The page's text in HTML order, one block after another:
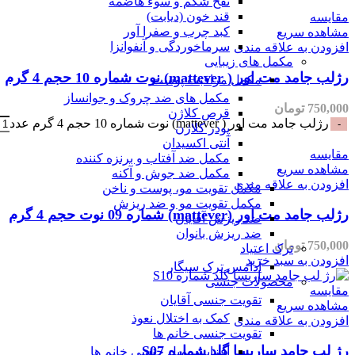
قند خون (دیابت)
کبد چرب و صفرا آور
سرماخوردگی و آنفوانزا
مکمل های زیبایی
مکمل مراقبت پوست
مکمل های ضد چروک و جوانساز
قرص کلاژن
پودر کلاژن
آنتی اکسیدان
مکمل ضد آفتاب و برنزه کننده
مکمل ضد جوش و آکنه
مکمل تقویت مو، پوست و ناخن
مکمل تقویت مو و ضد ریزش
ضد ریزش آقایان
ضد ریزش بانوان
ترک اعتیاد
آدامس ترک سیگار
محصولات جنسی
تقویت جنسی آقایان
کمک به اختلال نعوذ
تقویت جنسی خانم ها
افزایش میل جنسی خانم ها
مقایسه
مشاهده سریع
افزودن به علاقه مندی
رژلب جامد مت اور ( mattever) نوت شماره 10 حجم 4 گرم
750,000 تومان
رژلب جامد مت اور ( mattever) نوت شماره 10 حجم 4 گرم عدد
مقایسه
مشاهده سریع
افزودن به علاقه مندی
رژلب جامد مت اور (mattever) شماره 09 نوت حجم 4 گرم
750,000 تومان
افزودن به سبد خرید
مقایسه
مشاهده سریع
افزودن به علاقه مندی
رژ لب جامد ساریسا گلد شماره S07